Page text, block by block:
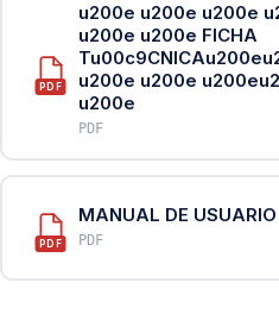
PDF
u200e u200e u200e
u200e u200e FICHA
u200e u200e
u200e
PDF
PDF
MANUAL DE USUARIO
PDF